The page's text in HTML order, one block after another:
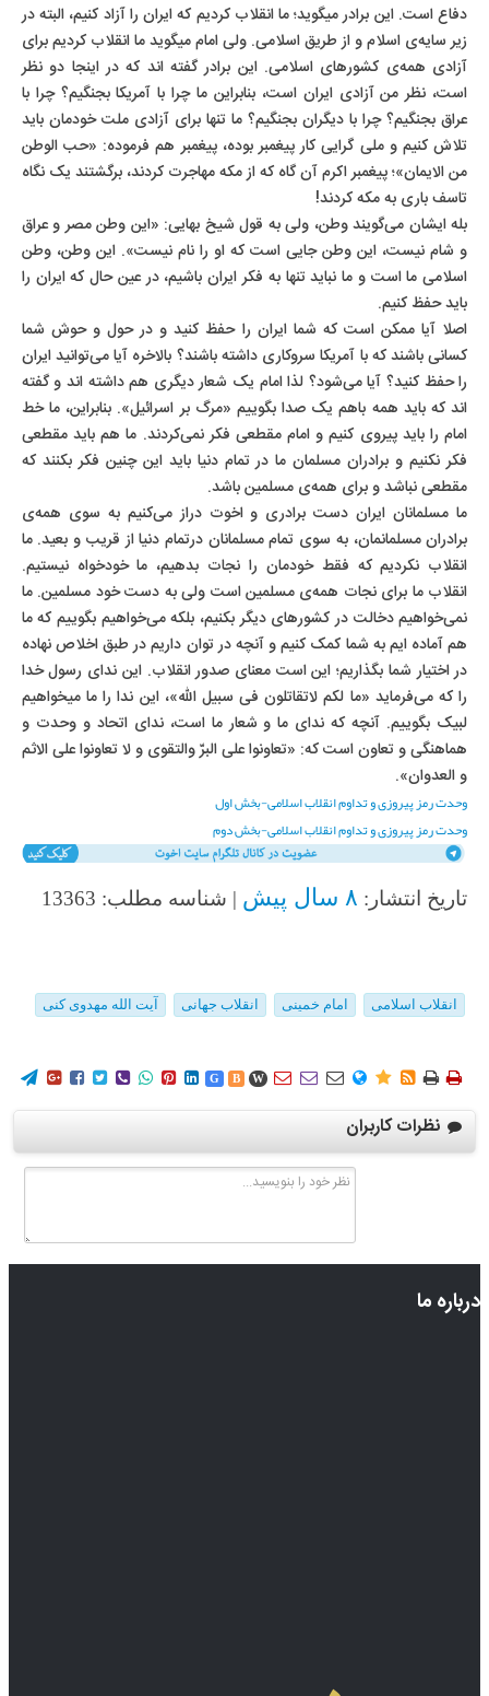
دفاع است. این برادر میگوید؛ ما انقلاب کردیم که ایران را آزاد کنیم، البته در
زیر سایه‌ی اسلام و از طریق اسلامی. ولی امام میگوید ما انقلاب کردیم برای
آزادی همه‌ی کشورهای اسلامی. این برادر گفته اند که در اینجا دو نظر
است، نظر من آزادی ایران است، بنابراین ما چرا با آمریکا بجنگیم؟ چرا با
عراق بجنگیم؟ چرا با دیگران بجنگیم؟ ما تنها برای آزادی ملت خودمان باید
تلاش کنیم و ملی گرایی کار پیغمبر بوده، پیغمبر هم فرموده: «حب الوطن
من الایمان»؛ پیغمبر اکرم آن گاه که از مکه مهاجرت کردند، برگشتند یک نگاه
تاسف باری به مکه کردند!
بله ایشان می‌گویند وطن، ولی به قول شیخ بهایی: «این وطن مصر و عراق
و شام نیست، این وطن جایی است که او را نام نیست». این وطن، وطن
اسلامی ما است و ما نباید تنها به فکر ایران باشیم، در عین حال که ایران را
باید حفظ کنیم.
اصلا آیا ممکن است که شما ایران را حفظ کنید و در حول و حوش شما
کسانی باشند که با آمریکا سروکاری داشته باشند؟ بالاخره آیا می‌توانید ایران
را حفظ کنید؟ آیا می‌شود؟ لذا امام یک شعار دیگری هم داشته اند و گفته
اند که باید همه باهم یک صدا بگوییم «مرگ بر اسرائیل». بنابراین، ما خط
امام را باید پیروی کنیم و امام مقطعی فکر نمی‌کردند. ما هم باید مقطعی
فکر نکنیم و برادران مسلمان ما در تمام دنیا باید این چنین فکر بکنند که
مقطعی نباشد و برای همه‌ی مسلمین باشد.
ما مسلمانان ایران دست برادری و اخوت دراز می‌کنیم به سوی همهی
برادران مسلمانمان، به سوی تمام مسلمانان درتمام دنیا از قریب و بعید. ما
انقلاب نکردیم که فقط خودمان را نجات بدهیم، ما خودخواه نیستیم.
انقلاب ما برای نجات همهی مسلمین است ولی به دست خود مسلمین. ما
نمیخواهیم دخالت در کشورهای دیگر بکنیم، بلکه میخواهیم بگوییم که ما
هم آماده ایم به شما کمک کنیم و آنچه در توان داریم در طبق اخلاص نهاده
در اختیار شما بگذاریم؛ این است معنای صدور انقلاب. این ندای رسول خدا
را که می‌فرماید «ما لکم لاتقاتلون فی سبیل الله»، این ندا را ما میخواهیم
لبیک بگوییم. آنچه که ندای ما و شعار ما است، ندای اتحاد و وحدت و
هماهنگی و تعاون است که: «تعاونوا علی البرّ والتقوی و لا تعاونوا علی الاثم
و العدوان».
وحدت رمز پیروزی و تداوم انقلاب اسلامی-بخش اول
وحدت رمز پیروزی و تداوم انقلاب اسلامی-بخش دوم
تاریخ انتشار: ۸ سال پیش | شناسه مطلب: 13363
انقلاب اسلامی امام خمینی انقلاب جهانی آیت الله مهدوی کنی
        G B W        
نظرات کاربران
درباره ما